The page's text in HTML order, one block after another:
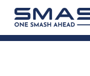
Siirry
sivun
sisältöön
Smash ry -